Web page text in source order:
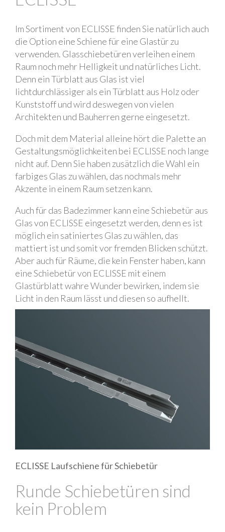
Im Sortiment von ECLISSE finden Sie natürlich auch
die Option eine Schiene für eine Glastür zu
verwenden. Glasschiebetüren verleihen einem
Raum noch mehr Helligkeit und natürliches Licht.
Denn ein Türblatt aus Glas ist viel
lichtdurchlässiger als ein Türblatt aus Holz oder
Kunststoff und wird deswegen von vielen
Architekten und Bauherren gerne eingesetzt.
Doch mit dem Material alleine hört die Palette an
Gestaltungsmöglichkeiten bei ECLISSE noch lange
nicht auf. Denn Sie haben zusätzlich die Wahl ein
farbiges Glas zu wählen, das nochmals mehr
Akzente in einem Raum setzen kann.
Auch für das Badezimmer kann eine Schiebetür aus
Glas von ECLISSE eingesetzt werden, denn es ist
möglich ein satiniertes Glas zu wählen, das
mattiert ist und somit vor fremden Blicken schützt.
Aber auch für Räume, die kein Fenster haben, kann
eine Schiebetür von ECLISSE mit einem
Glastürblatt wahre Wunder bewirken, indem sie
Licht in den Raum lässt und diesen so aufhellt.
ECLISSE Laufschiene für Schiebetür
Runde Schiebetüren sind
kein Problem